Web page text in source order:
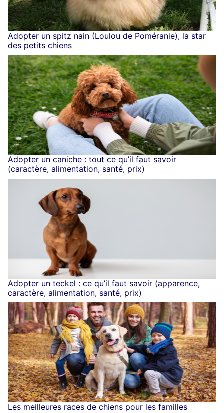
Adopter un spitz nain (Loulou de Poméranie), la star
des petits chiens
Adopter un caniche : tout ce qu’il faut savoir
(caractère, alimentation, santé, prix)
Adopter un teckel : ce qu’il faut savoir (apparence,
caractère, alimentation, santé, prix)
Les meilleures races de chiens pour les familles